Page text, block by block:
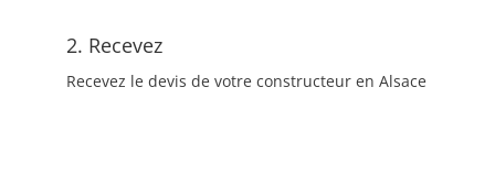
2. Recevez
Recevez le devis de votre constructeur en Alsace